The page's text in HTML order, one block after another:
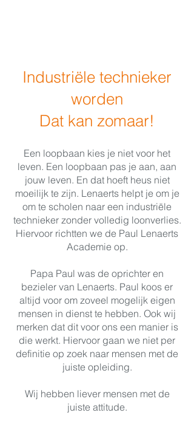
Industriële technieker
worden
Dat kan zomaar!
Een loopbaan kies je niet voor het
leven. Een loopbaan pas je aan, aan
jouw leven. En dat hoeft heus niet
moeilijk te zijn. Lenaerts helpt je om je
om te scholen naar een industriële
technieker zonder volledig loonverlies.
Hiervoor richtten we de Paul Lenaerts
Academie op.
Papa Paul was de oprichter en
bezieler van Lenaerts. Paul koos er
altijd voor om zoveel mogelijk eigen
mensen in dienst te hebben. Ook wij
merken dat dit voor ons een manier is
die werkt. Hiervoor gaan we niet per
definitie op zoek naar mensen met de
juiste opleiding.
Wij hebben liever mensen met de
juiste attitude.